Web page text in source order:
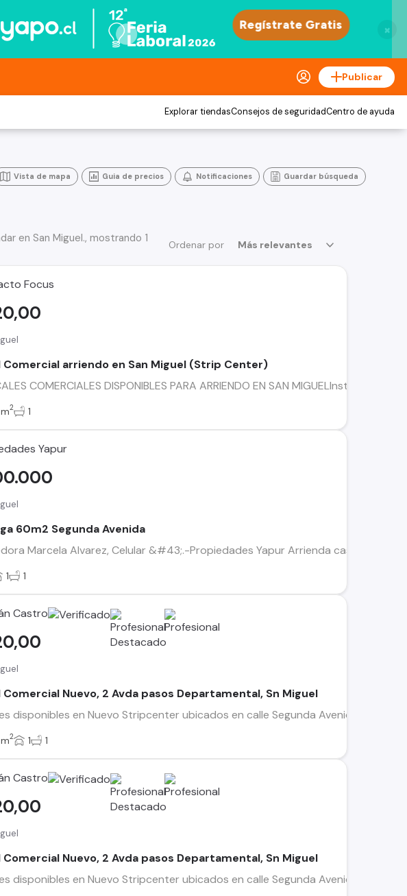
×
Publicar
Explorar tiendasConsejos de seguridadCentro de ayuda
Vista de mapa Guia de precios Notificaciones Guardar búsqueda
Ordenar por Más relevantes
en San Miguel., mostrando 1
Focus
Comercial arriendo en San Miguel (Strip Center)
COMERCIALES DISPONIBLES PARA ARRIENDO EN SAN MIGUELInstala
2 1
Yapur
60m2 Segunda Avenida
Marcela Alvarez, Celular &#43;.-Propiedades Yapur Arrienda casa en
1 1
Castro
Comercial Nuevo, 2 Avda pasos Departamental, Sn Miguel
disponibles en Nuevo Stripcenter ubicados en calle Segunda Avenida
2 1 1
Castro
Comercial Nuevo, 2 Avda pasos Departamental, Sn Miguel
disponibles en Nuevo Stripcenter ubicados en calle Segunda Avenida